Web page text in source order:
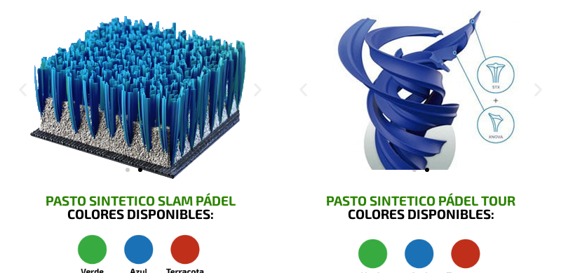
PASTO SINTETICO SLAM PÁDEL
COLORES DISPONIBLES:
PASTO SINTETICO PÁDEL TOUR
COLORES DISPONIBLES: